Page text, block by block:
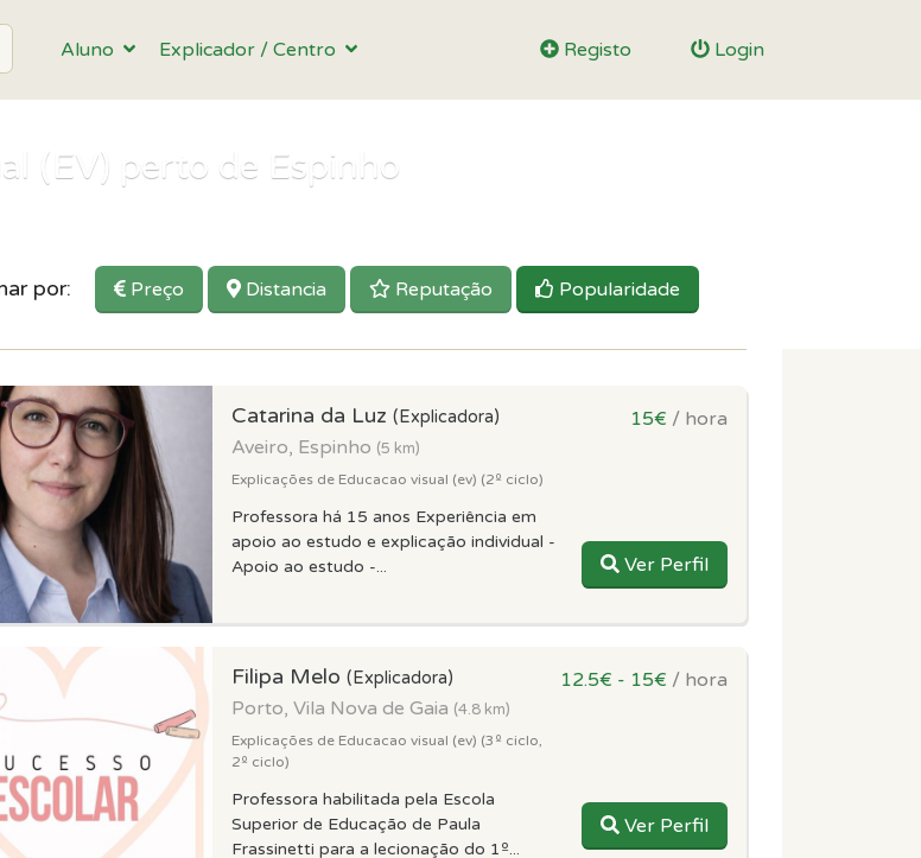
Aluno Explicador / Centro Registo Login
(EV) perto de Espinho
por: Preço Distancia Reputação Popularidade
Catarina da Luz (Explicadora)
Aveiro, Espinho (5 km)
Explicações de Educacao visual (ev) (2º ciclo)
Professora há 15 anos Experiência em
apoio ao estudo e explicação individual -
Apoio ao estudo -...
15€ / hora
Ver Perfil
Filipa Melo (Explicadora)
Porto, Vila Nova de Gaia (4.8 km)
Explicações de Educacao visual (ev) (3º ciclo,
2º ciclo)
Professora habilitada pela Escola
Superior de Educação de Paula
Frassinetti para a lecionação do 1º...
12.5€ - 15€ / hora
Ver Perfil